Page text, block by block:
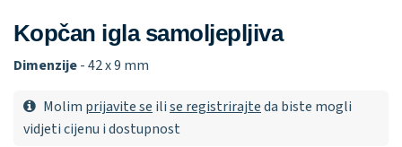
Kopčan igla samoljepljiva
Dimenzije- 42 x 9 mm
Molim prijavite se ilise registrirajteda biste mogli
vidjeti cijenu i dostupnost